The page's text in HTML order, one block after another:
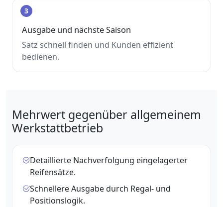
3
Ausgabe und nächste Saison
Satz schnell finden und Kunden effizient
bedienen.
Mehrwert gegenüber allgemeinem
Werkstattbetrieb
Detaillierte Nachverfolgung eingelagerter
Reifensätze.
Schnellere Ausgabe durch Regal- und
Positionslogik.